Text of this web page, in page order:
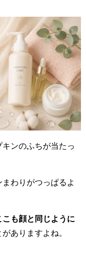
キンのふちが当たっ
まわりがつっぱるよ
こも顔と同じように
ありますよね。